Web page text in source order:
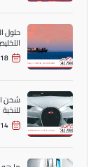
حلول
شحن
للنخبة